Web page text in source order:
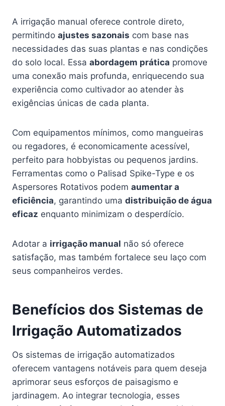
A irrigação manual oferece controle direto,
permitindo ajustes sazonais com base nas
necessidades das suas plantas e nas condições
do solo local. Essa abordagem prática promove
uma conexão mais profunda, enriquecendo sua
experiência como cultivador ao atender às
exigências únicas de cada planta.
Com equipamentos mínimos, como mangueiras
ou regadores, é economicamente acessível,
perfeito para hobbyistas ou pequenos jardins.
Ferramentas como o Palisad Spike-Type e os
Aspersores Rotativos podem aumentar a
eficiência, garantindo uma distribuição de água
eficaz enquanto minimizam o desperdício.
Adotar a irrigação manual não só oferece
satisfação, mas também fortalece seu laço com
seus companheiros verdes.
Benefícios dos Sistemas de
Irrigação Automatizados
Os sistemas de irrigação automatizados
oferecem vantagens notáveis para quem deseja
aprimorar seus esforços de paisagismo e
jardinagem. Ao integrar tecnologia, esses